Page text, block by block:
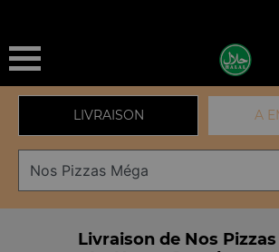
LIVRAISON A
Livraison de Nos